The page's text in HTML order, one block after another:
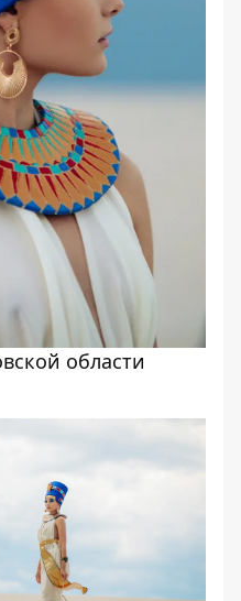
области